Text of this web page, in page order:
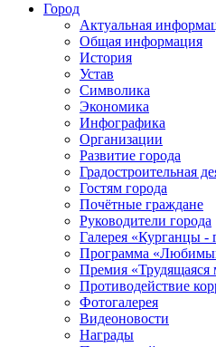
Город
Актуальная
Общая информация
История
Устав
Символика
Экономика
Инфографика
Организации
Развитие города
Градостроительная
Гостям города
Почётные граждане
Руководители города
Галерея «Курганцы -
Программа
Премия «Трудящаяся
Противодействие
Фотогалерея
Видеоновости
Награды